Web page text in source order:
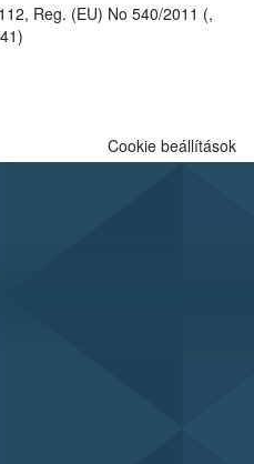
Reg. (EU) No 540/2011 (,
Cookie beállítások